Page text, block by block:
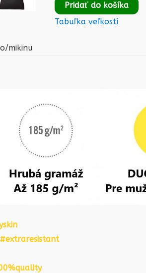
Pridať do košíka
Tabuľka veľkostí
mikinu
#extraresistant